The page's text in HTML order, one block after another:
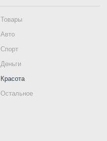
Товары
Авто
Спорт
Деньги
Красота
Остальное